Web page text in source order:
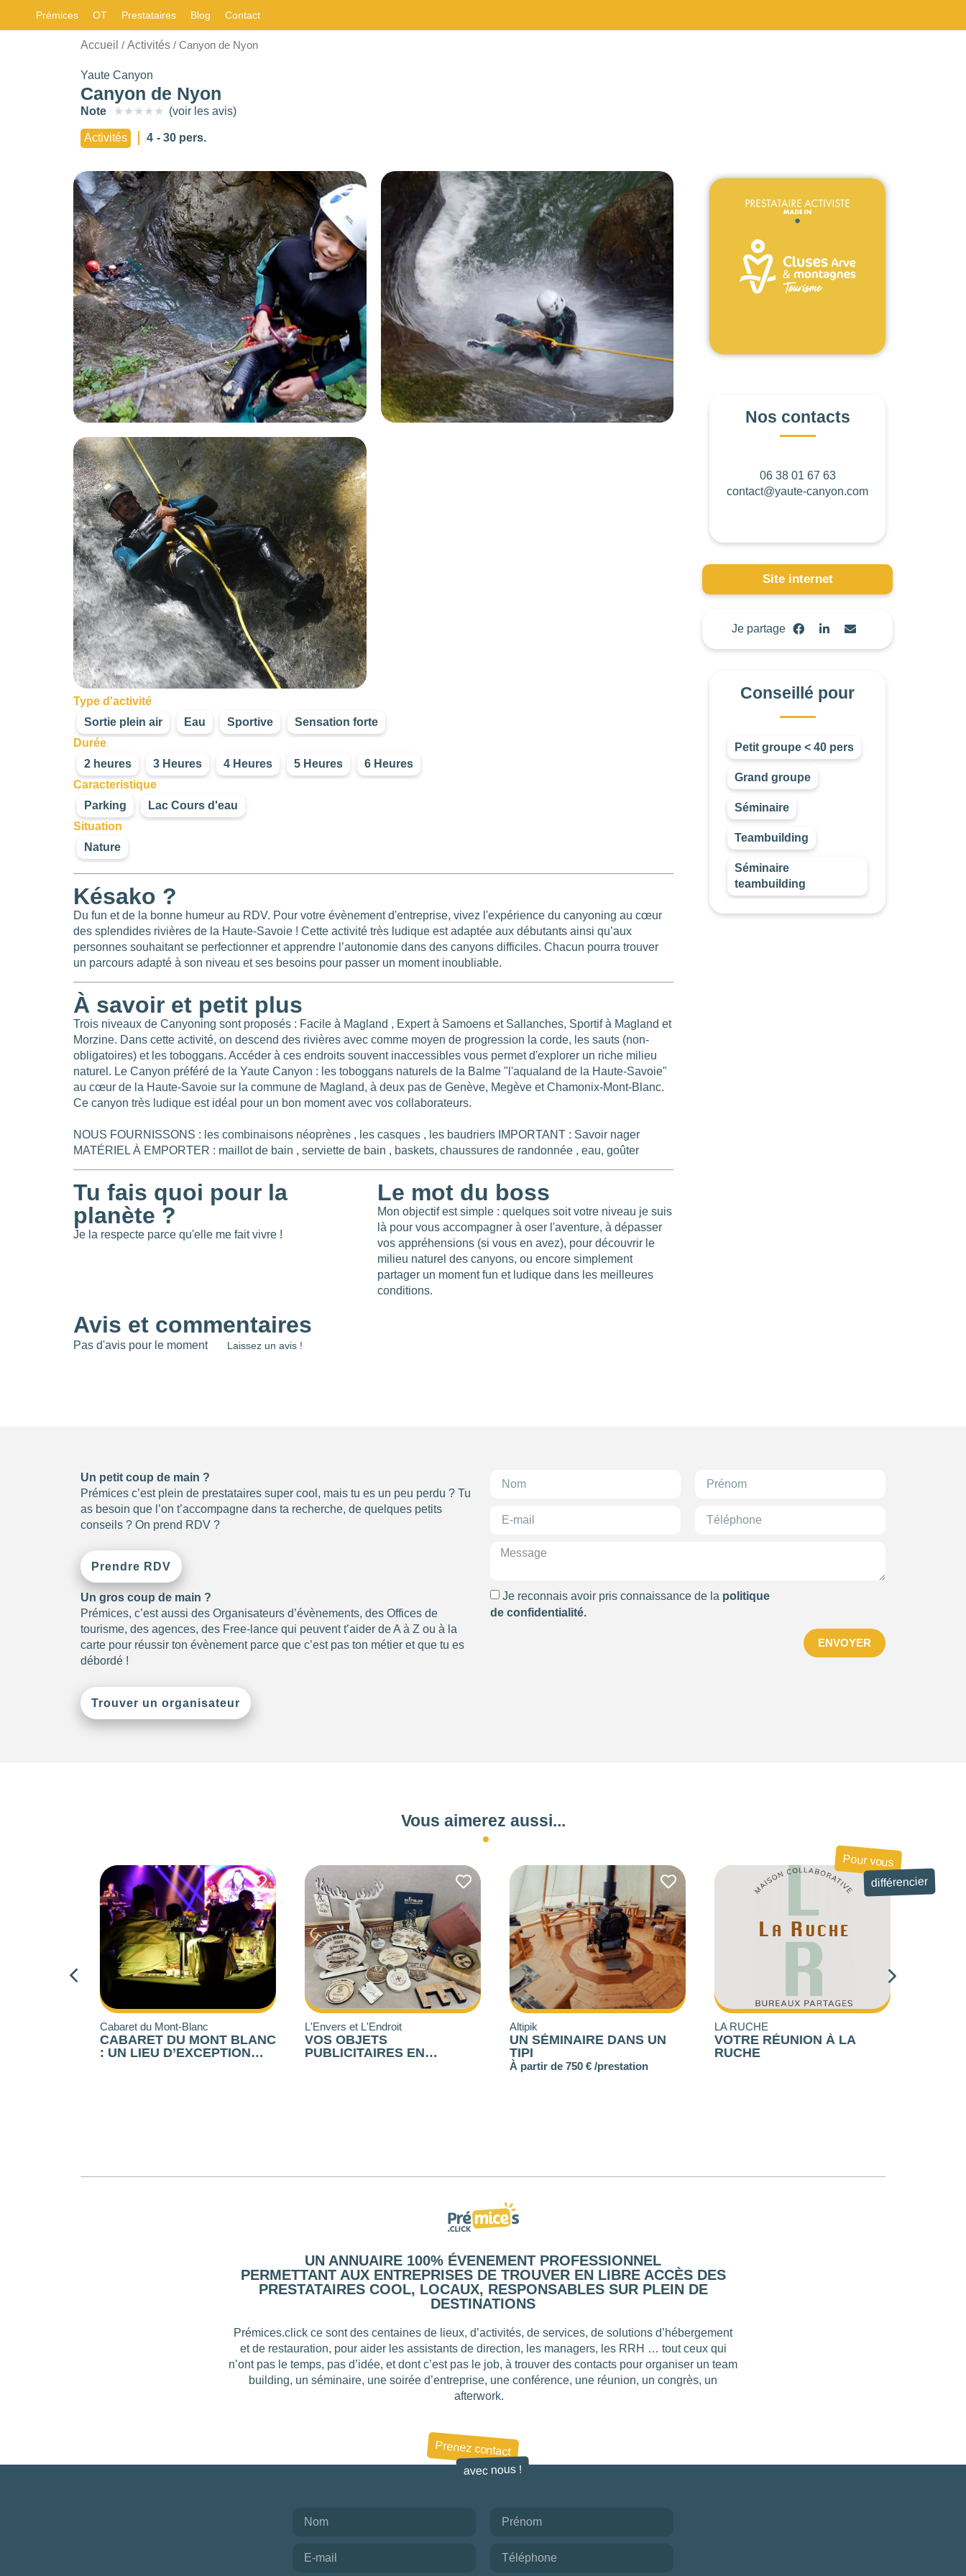
Prémices OT Prestataires Blog Contact
Accueil / Activités / Canyon de Nyon
Yaute Canyon
Canyon de Nyon
Note ★★★★★ (voir les avis)
Activités 4 - 30 pers.
Type d'activité
Sortie plein air
Eau Sportive
Sensation forte
Durée
2 heures
3 Heures 4 Heures 5 Heures
6 Heures
Caracteristique
Parking
Lac Cours d'eau
Situation
Nature
Késako ?
Du fun et de la bonne humeur au RDV. Pour votre évènement d'entreprise, vivez l'expérience du canyoning au cœur
des splendides rivières de la Haute-Savoie ! Cette activité très ludique est adaptée aux débutants ainsi qu’aux
personnes souhaitant se perfectionner et apprendre l’autonomie dans des canyons difficiles. Chacun pourra trouver
un parcours adapté à son niveau et ses besoins pour passer un moment inoubliable.
À savoir et petit plus
Trois niveaux de Canyoning sont proposés : Facile à Magland , Expert à Samoens et Sallanches, Sportif à Magland et
Morzine. Dans cette activité, on descend des rivières avec comme moyen de progression la corde, les sauts (non-
obligatoires) et les toboggans. Accéder à ces endroits souvent inaccessibles vous permet d'explorer un riche milieu
naturel. Le Canyon préféré de la Yaute Canyon : les toboggans naturels de la Balme "l'aqualand de la Haute-Savoie"
au cœur de la Haute-Savoie sur la commune de Magland, à deux pas de Genève, Megève et Chamonix-Mont-Blanc.
Ce canyon très ludique est idéal pour un bon moment avec vos collaborateurs.
NOUS FOURNISSONS : les combinaisons néoprènes , les casques , les baudriers IMPORTANT : Savoir nager
MATÉRIEL À EMPORTER : maillot de bain , serviette de bain , baskets, chaussures de randonnée , eau, goûter
Tu fais quoi pour la
planète ?
Je la respecte parce qu'elle me fait vivre !
Le mot du boss
Mon objectif est simple : quelques soit votre niveau je suis
là pour vous accompagner à oser l'aventure, à dépasser
vos appréhensions (si vous en avez), pour découvrir le
milieu naturel des canyons, ou encore simplement
partager un moment fun et ludique dans les meilleures
conditions.
Nos contacts
06 38 01 67 63
contact@yaute-canyon.com
Site internet
Je partage
Conseillé pour
Petit groupe < 40 pers
Grand groupe
Séminaire
Teambuilding
Séminaire
teambuilding
Avis et commentaires
Pas d'avis pour le moment Laissez un avis !
Un petit coup de main ?
Prémices c’est plein de prestataires super cool, mais tu es un peu perdu ? Tu
as besoin que l’on t’accompagne dans ta recherche, de quelques petits
conseils ? On prend RDV ?
Prendre RDV
Un gros coup de main ?
Prémices, c’est aussi des Organisateurs d’évènements, des Offices de
tourisme, des agences, des Free-lance qui peuvent t’aider de A à Z ou à la
carte pour réussir ton évènement parce que c’est pas ton métier et que tu es
débordé !
Trouver un organisateur
Je reconnais avoir pris connaissance de la politique
de confidentialité.
ENVOYER
Vous aimerez aussi...
Pour vous
différencier
Cabaret du Mont-Blanc
CABARET DU MONT BLANC
: UN LIEU D’EXCEPTION
L'Envers et L'Endroit
VOS OBJETS
PUBLICITAIRES EN
Altipik
UN SÉMINAIRE DANS UN
TIPI
À partir de 750 € /prestation
LA RUCHE
VOTRE RÉUNION À LA
RUCHE
UN ANNUAIRE 100% ÉVENEMENT PROFESSIONNEL
PERMETTANT AUX ENTREPRISES DE TROUVER EN LIBRE ACCÈS DES
PRESTATAIRES COOL, LOCAUX, RESPONSABLES SUR PLEIN DE
DESTINATIONS
Prémices.click ce sont des centaines de lieux, d’activités, de services, de solutions d’hébergement
et de restauration, pour aider les assistants de direction, les managers, les RRH … tout ceux qui
n’ont pas le temps, pas d’idée, et dont c’est pas le job, à trouver des contacts pour organiser un team
building, un séminaire, une soirée d’entreprise, une conférence, une réunion, un congrès, un
afterwork.
Prenez contact
avec nous !
CARACTÉRISTIQUE
STYLE
Choisir
Lesfiltres
BUDGET PAR
PERSONNE
—768
NOTE
NOMBRE DE
PERSONNES
OUVERTURE
Choisir
CONSEILLÉ POUR
Choisir